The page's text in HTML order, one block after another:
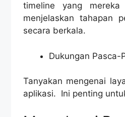
timeline yang
menjelaskan tahapan
secara berkala.
Dukungan Pasca-
Tanyakan mengenai
aplikasi. Ini penting